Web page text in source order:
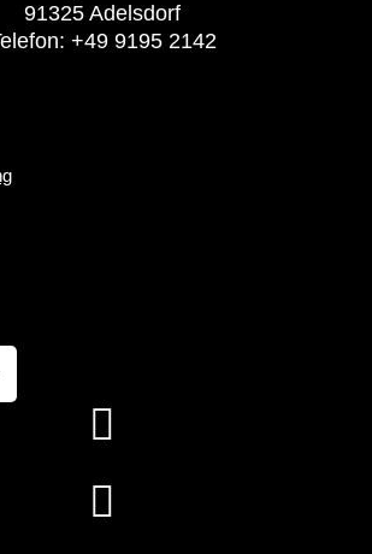
91325 Adelsdorf
+49 9195 2142